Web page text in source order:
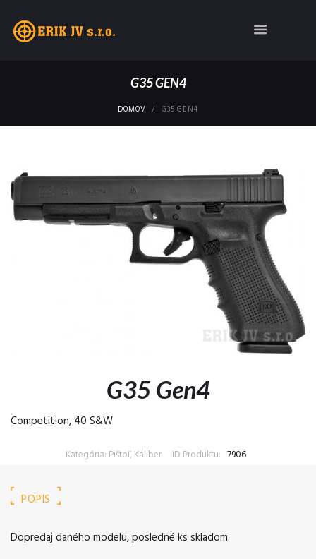
G35 GEN4
DOMOV G35 GEN4
G35 Gen4
Competition, 40 S&W
Kategória: Pištoľ, Kaliber ID Produktu: 7906
POPIS
Dopredaj daného modelu, posledné ks skladom.